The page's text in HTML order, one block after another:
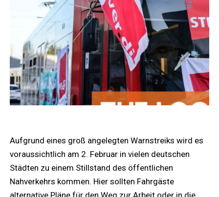
Aufgrund eines groß angelegten Warnstreiks wird es
voraussichtlich am 2. Februar in vielen deutschen
Städten zu einem Stillstand des öffentlichen
Nahverkehrs kommen. Hier sollten Fahrgäste
alternative Pläne für den Weg zur Arbeit oder in die